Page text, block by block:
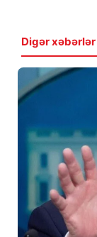
Digər xəbərlər